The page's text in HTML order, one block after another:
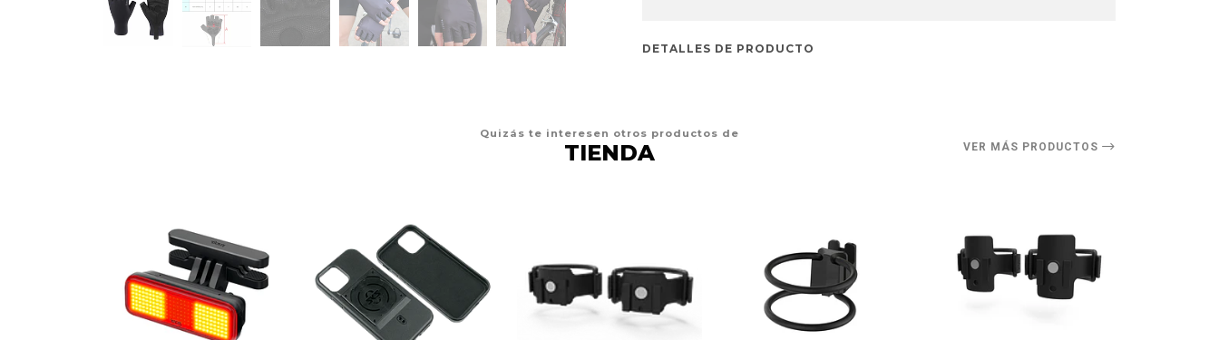
DETALLES DE PRODUCTO
Quizás te interesen otros productos de
TIENDA VER MÁS PRODUCTOS